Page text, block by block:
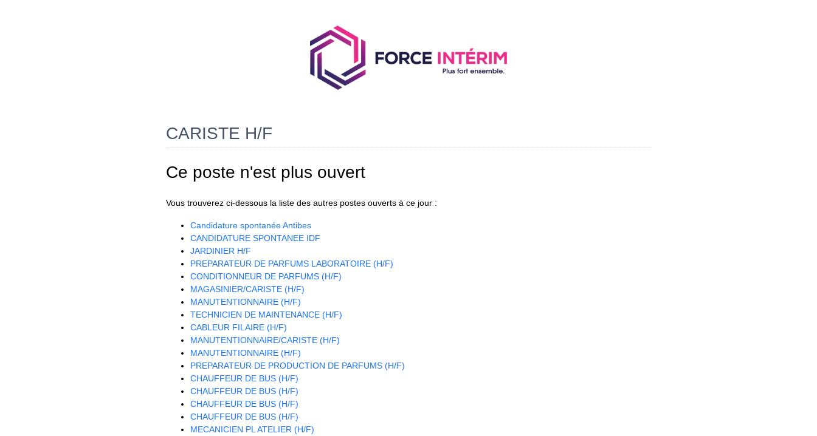
CARISTE H/F
Ce poste n'est plus ouvert
Vous trouverez ci-dessous la liste des autres postes ouverts à ce jour :
Candidature spontanée Antibes
CANDIDATURE SPONTANEE IDF
JARDINIER H/F
PREPARATEUR DE PARFUMS LABORATOIRE (H/F)
CONDITIONNEUR DE PARFUMS (H/F)
MAGASINIER/CARISTE (H/F)
MANUTENTIONNAIRE (H/F)
TECHNICIEN DE MAINTENANCE (H/F)
CABLEUR FILAIRE (H/F)
MANUTENTIONNAIRE/CARISTE (H/F)
MANUTENTIONNAIRE (H/F)
PREPARATEUR DE PRODUCTION DE PARFUMS (H/F)
CHAUFFEUR DE BUS (H/F)
CHAUFFEUR DE BUS (H/F)
CHAUFFEUR DE BUS (H/F)
CHAUFFEUR DE BUS (H/F)
MECANICIEN PL ATELIER (H/F)